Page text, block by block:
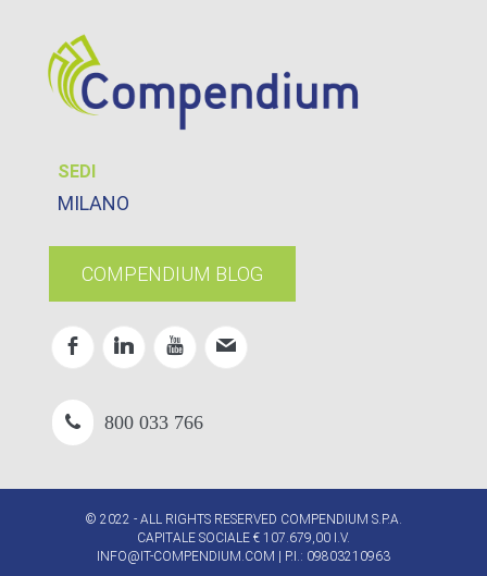
SEDI
MILANO
COMPENDIUM BLOG
800 033 766
© 2022 - ALL RIGHTS RESERVED COMPENDIUM S.P.A.
CAPITALE SOCIALE € 107.679,00 I.V.
INFO@IT-COMPENDIUM.COM | P.I.: 09803210963